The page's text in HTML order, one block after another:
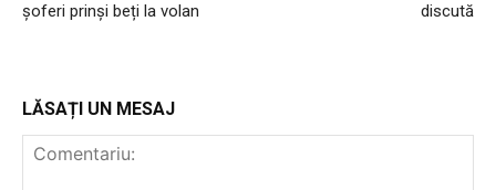
șoferi prinși beți la volan
discută
LĂSAȚI UN MESAJ